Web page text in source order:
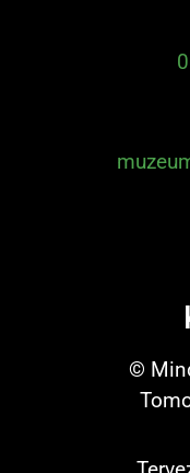
©